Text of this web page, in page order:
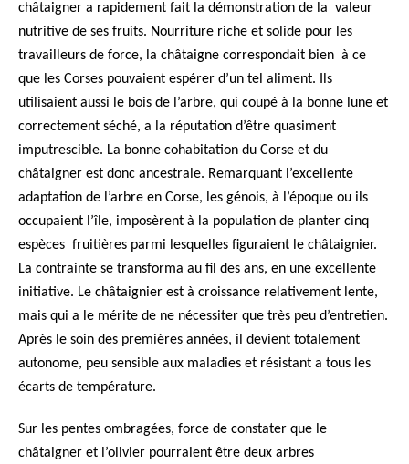
châtaigner a rapidement fait la démonstration de la valeur
nutritive de ses fruits. Nourriture riche et solide pour les
travailleurs de force, la châtaigne correspondait bien à ce
que les Corses pouvaient espérer d’un tel aliment. Ils
utilisaient aussi le bois de l’arbre, qui coupé à la bonne lune et
correctement séché, a la réputation d’être quasiment
imputrescible. La bonne cohabitation du Corse et du
châtaigner est donc ancestrale. Remarquant l’excellente
adaptation de l’arbre en Corse, les génois, à l’époque ou ils
occupaient l’île, imposèrent à la population de planter cinq
espèces fruitières parmi lesquelles figuraient le châtaignier.
La contrainte se transforma au fil des ans, en une excellente
initiative. Le châtaignier est à croissance relativement lente,
mais qui a le mérite de ne nécessiter que très peu d’entretien.
Après le soin des premières années, il devient totalement
autonome, peu sensible aux maladies et résistant a tous les
écarts de température.
Sur les pentes ombragées, force de constater que le
châtaigner et l’olivier pourraient être deux arbres